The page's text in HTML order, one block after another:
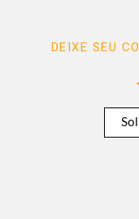
DEIXE SEU